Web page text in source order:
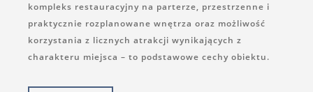
kompleks restauracyjny na parterze, przestrzenne i
praktycznie rozplanowane wnętrza oraz możliwość
korzystania z licznych atrakcji wynikających z
charakteru miejsca – to podstawowe cechy obiektu.